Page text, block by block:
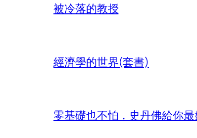
被冷落的教授
經濟學的世界(套書)
零基礎也不怕，史丹佛給你